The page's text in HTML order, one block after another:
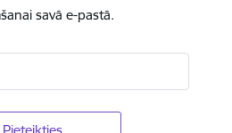
savā e-pastā.